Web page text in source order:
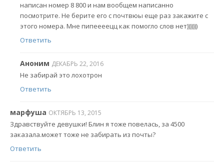
написан номер 8 800 и нам вообщем написанно
посмотрите. Не берите его с почтвюы еще раз закажите с
этого номера. Мне пипеееецц как помогло слов нет)))))))
Ответить
Аноним ДЕКАБРЬ 22, 2016
Не забирай это лохотрон
Ответить
марфуша ОКТЯБРЬ 13, 2015
Здравствуйте девушки! Блин я тоже повелась, за 4500
заказала.может тоже не забирать из почты?
Ответить